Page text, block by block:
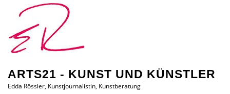
ARTS21 - KUNST UND KÜNSTLER
Edda Rössler, Kunstjournalistin, Kunstberatung